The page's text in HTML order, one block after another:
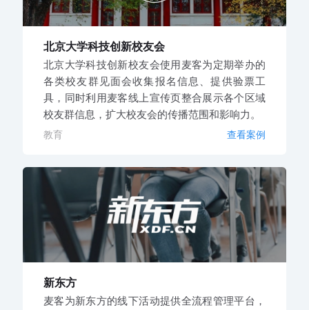
北京大学科技创新校友会
北京大学科技创新校友会使用麦客为定期举办的
各类校友群见面会收集报名信息、提供验票工
具，同时利用麦客线上宣传页整合展示各个区域
校友群信息，扩大校友会的传播范围和影响力。
教育 查看案例
新东方
麦客为新东方的线下活动提供全流程管理平台，